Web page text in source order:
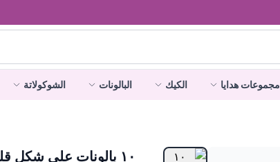
مجموعات هدايا الكيك البالونات الشوكولاتة
١٠ بالونات على شكل قلب باللونين الوردي والأحمر